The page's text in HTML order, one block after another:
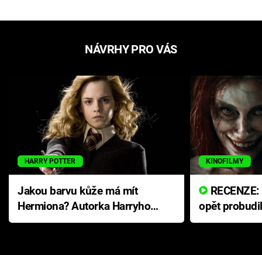
NÁVRHY PRO VÁS
HARRY POTTER
Jakou barvu kůže má mít
Hermiona? Autorka Harryho
Pottera přišla s ráznou
KINOFILMY
opět
přichází s